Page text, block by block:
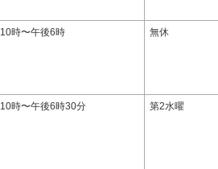
時〜午後6時 無休
時〜午後6時30分 第2水曜